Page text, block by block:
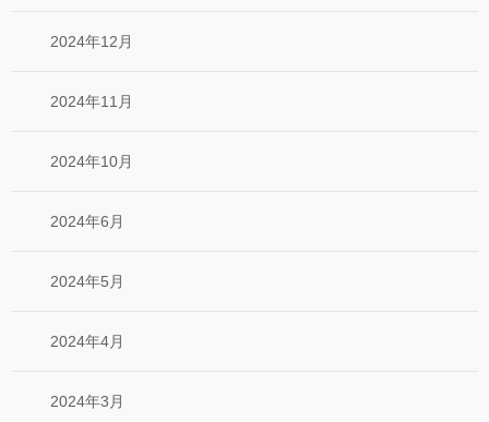
2024年12月
2024年11月
2024年10月
2024年6月
2024年5月
2024年4月
2024年3月